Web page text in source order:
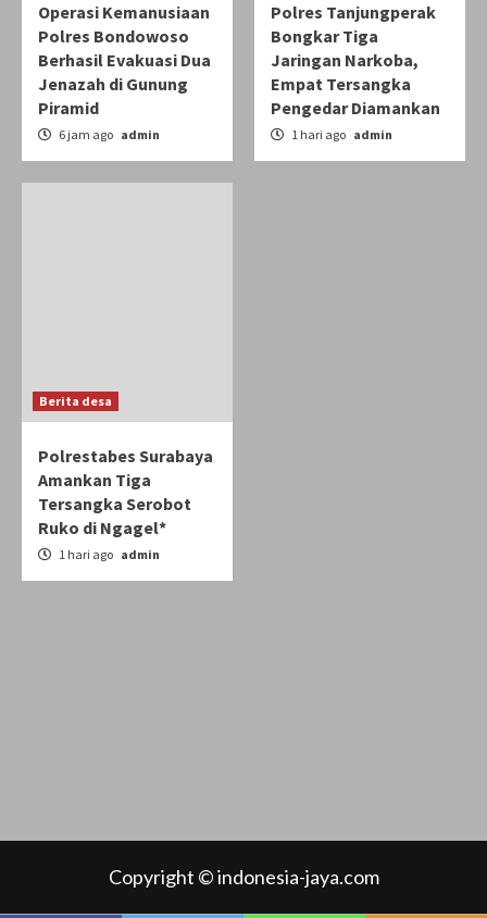
Operasi Kemanusiaan
Polres Bondowoso
Berhasil Evakuasi Dua
Jenazah di Gunung
Piramid
6 jam ago admin
Polres Tanjungperak
Bongkar Tiga
Jaringan Narkoba,
Empat Tersangka
Pengedar Diamankan
1 hari ago admin
Berita desa
Polrestabes Surabaya
Amankan Tiga
Tersangka Serobot
Ruko di Ngagel*
1 hari ago admin
Copyright © indonesia-jaya.com